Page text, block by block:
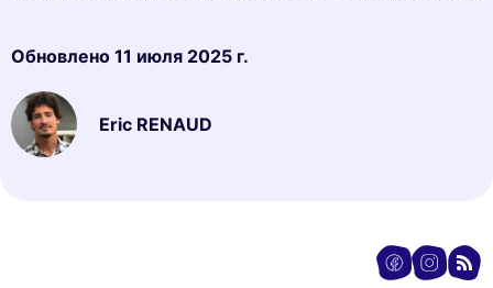
Обновлено 11 июля 2025 г.
Eric RENAUD